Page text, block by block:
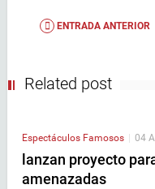
ENTRADA ANTERIOR
Related post
Espectáculos Famosos 04
lanzan proyecto
amenazadas